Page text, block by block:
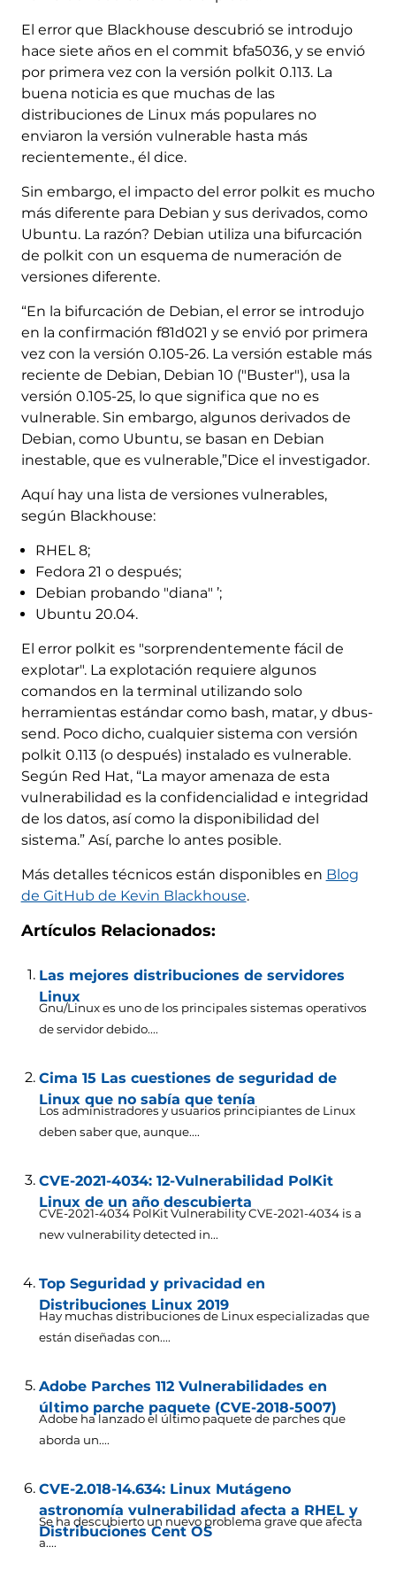
El error que Blackhouse descubrió se introdujo
hace siete años en el commit bfa5036, y se envió
por primera vez con la versión polkit 0.113. La
buena noticia es que muchas de las
distribuciones de Linux más populares no
enviaron la versión vulnerable hasta más
recientemente., él dice.
Sin embargo, el impacto del error polkit es mucho
más diferente para Debian y sus derivados, como
Ubuntu. La razón? Debian utiliza una bifurcación
de polkit con un esquema de numeración de
versiones diferente.
“En la bifurcación de Debian, el error se introdujo
en la confirmación f81d021 y se envió por primera
vez con la versión 0.105-26. La versión estable más
reciente de Debian, Debian 10 ("Buster"), usa la
versión 0.105-25, lo que significa que no es
vulnerable. Sin embargo, algunos derivados de
Debian, como Ubuntu, se basan en Debian
inestable, que es vulnerable,”Dice el investigador.
Aquí hay una lista de versiones vulnerables,
según Blackhouse:
RHEL 8;
Fedora 21 o después;
Debian probando "diana" ’;
Ubuntu 20.04.
El error polkit es "sorprendentemente fácil de
explotar". La explotación requiere algunos
comandos en la terminal utilizando solo
herramientas estándar como bash, matar, y dbus-
send. Poco dicho, cualquier sistema con versión
polkit 0.113 (o después) instalado es vulnerable.
Según Red Hat, “La mayor amenaza de esta
vulnerabilidad es la confidencialidad e integridad
de los datos, así como la disponibilidad del
sistema.” Así, parche lo antes posible.
Más detalles técnicos están disponibles en Blog
de GitHub de Kevin Blackhouse.
Artículos Relacionados:
Las mejores distribuciones de servidores
Linux
Gnu/Linux es uno de los principales sistemas operativos
de servidor debido....
Cima 15 Las cuestiones de seguridad de
Linux que no sabía que tenía
Los administradores y usuarios principiantes de Linux
deben saber que, aunque....
CVE-2021-4034: 12-Vulnerabilidad PolKit
Linux de un año descubierta
CVE-2021-4034 PolKit Vulnerability CVE-2021-4034 is a
new vulnerability detected in...
Top Seguridad y privacidad en
Distribuciones Linux 2019
Hay muchas distribuciones de Linux especializadas que
están diseñadas con....
Adobe Parches 112 Vulnerabilidades en
último parche paquete (CVE-2018-5007)
Adobe ha lanzado el último paquete de parches que
aborda un....
CVE-2.018-14.634: Linux Mutágeno
astronomía vulnerabilidad afecta a RHEL y
Distribuciones Cent OS
Se ha descubierto un nuevo problema grave que afecta
a....